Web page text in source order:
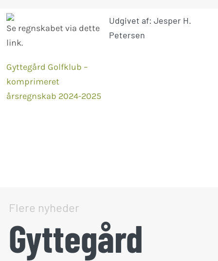
Se regnskabet via dette
link.
Gyttegård Golfklub –
komprimeret
årsregnskab 2024-2025
Udgivet af: Jesper H.
Petersen
Flere nyheder
Gyttegård